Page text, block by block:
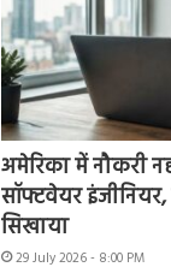
अमेरिका में नौकरी
सॉफ्टवेयर
सिखाया
29 July 2026 - 8:00 PM